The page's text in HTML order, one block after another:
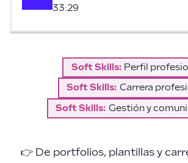
33:29
Soft Skills: Perfil
Soft Skills: Carrera
Soft Skills: Gestión y
👉 De portfolios, plantillas y